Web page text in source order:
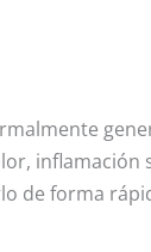
inflamación
de forma